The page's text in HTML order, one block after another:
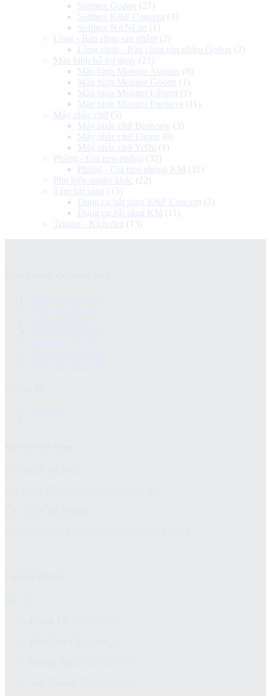
Softbox Godox (27)
Softbox K&F Concept (3)
Softbox NANLite (1)
Lồng - Bàn chụp sản phẩm (2)
Lồng chụp - Bàn chụp sản phẩm Godox (2)
Màn hình hỗ trợ quay (21)
Màn hình Monitor Atomos (8)
Màn hình Monitor Godox (1)
Màn hình Monitor Lilliput (1)
Màn hình Monitor Portkeys (11)
Máy nhắc chữ (5)
Máy nhắc chữ Bestview (3)
Máy nhắc chữ Elgato (0)
Máy nhắc chữ YiShi
(1)
Phông - Giá treo phông (32)
Phông - Giá treo phông KM (31)
Phụ kiện studio khác (22)
Tấm hắt sáng (15)
Dụng cụ hắt sáng K&F Concept (2)
Dụng cụ hắt sáng KM (11)
Trigger - Kích đèn
(13)